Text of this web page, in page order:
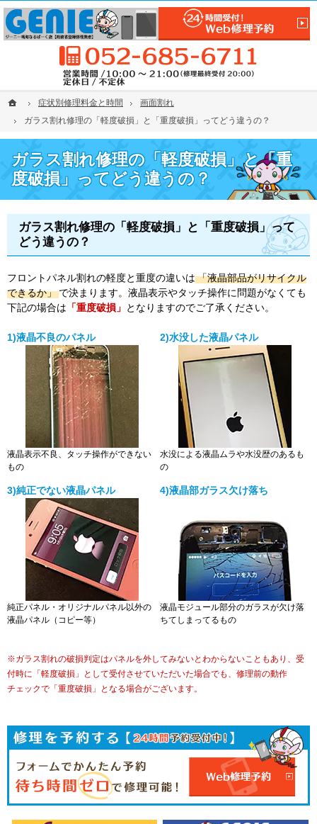
ホーム症状別修理料金と時間
画面割れ
ガラス割れ修理の「軽度破損」と「重度破損」ってどう違うの？
ガラス割れ修理の「軽度破損」と「重
度破損」ってどう違うの？
保証制度あり。iPhone(アイフォン)の画面割れ・修理ならGENIE鳴海なるぱーく店
【なるぱーくでiPhone／iPad修理】iPhone／iPad修理は名古屋市緑区GENIE鳴海なるぱー
ガラス割れ修理の「軽度破損」と「重度破損」って
どう違うの？
フロントパネル割れの軽度と重度の違いは 「液晶部品がリサイクル
できるか」 で決まります。液晶表示やタッチ操作に問題がなくても
下記の場合は 「重度破損」 となりますのでご了承ください。
1)液晶不良のパネル
液晶表示不良、タッチ操作ができない
もの
2)水没した液晶パネル
水没による液晶ムラや水没歴のあるも
の
3)純正でない液晶パネル
純正パネル・オリジナルパネル以外の
液晶パネル（コピー等）
4)液晶部ガラス欠け落ち
液晶モジュール部分のガラスが欠け落
ちてしまってるもの
※ガラス割れの破損判定はパネルを外してみないとわからないこともあり、受
付時に「軽度破損」として受付させていただいた場合でも、修理前の動作
チェックで「重度破損」となる場合がございます。
ホーム症状別修理料金と時間
画面割れ
ガラス割れ修理の「軽度破損」と「重度破損」ってどう違うの？